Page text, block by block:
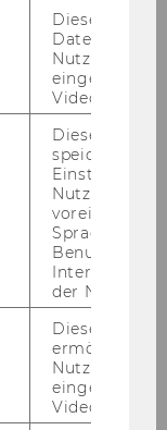
Rek­tor
2010, 6.
41. Stück,
für das
Textes
Zulassung
und
Dieses
Daten von
Videos
Dieses Cookie
speichert
Nutzer*in, zB.
Sprache,
der Nutzer*in
Dieses Cookie
ermöglicht
Nutzung des
Video Players